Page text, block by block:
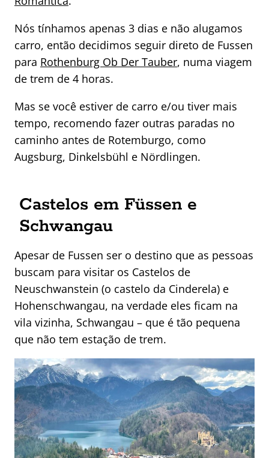
Nós tínhamos apenas 3 dias e não alugamos
carro, então decidimos seguir direto de Fussen
para Rothenburg Ob Der Tauber, numa viagem
de trem de 4 horas.
Mas se você estiver de carro e/ou tiver mais
tempo, recomendo fazer outras paradas no
caminho antes de Rotemburgo, como
Augsburg, Dinkelsbühl e Nördlingen.
Castelos em Füssen e
Schwangau
Apesar de Fussen ser o destino que as pessoas
buscam para visitar os Castelos de
Neuschwanstein (o castelo da Cinderela) e
Hohenschwangau, na verdade eles ficam na
vila vizinha, Schwangau – que é tão pequena
que não tem estação de trem.